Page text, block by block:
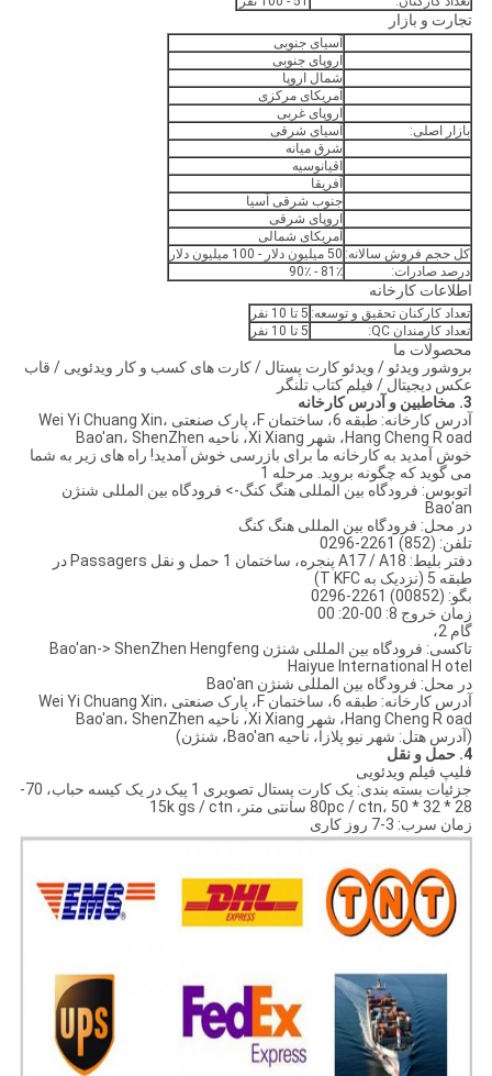
تجارت و بازار
آسیای جنوبی
اروپای جنوبی
شمال اروپا
آمریکای مرکزی
اروپای غربی
بازار اصلی:
آسیای شرقی
شرق میانه
اقیانوسیه
آفریقا
جنوب شرقی آسیا
اروپای شرقی
آمریکای شمالی
کل حجم فروش سالانه: 50 میلیون دلار - 100 میلیون دلار
درصد صادرات:
81٪ - 90٪
اطلاعات کارخانه
تعداد کارکنان تحقیق و توسعه: 5 تا 10 نفر
تعداد کارمندان QC:
5 تا 10 نفر
محصولات ما
بروشور ویدئو / ویدئو کارت پستال / کارت های کسب و کار ویدئویی / قاب
عکس دیجیتال / فیلم کتاب تلنگر
3. مخاطبین و آدرس کارخانه
آدرس کارخانه: طبقه 6، ساختمان F، پارک صنعتی Wei Yi Chuang Xin،
Hang Cheng R oad، شهر Xi Xiang، ناحیه Bao'an، ShenZhen
خوش آمدید به کارخانه ما برای بازرسی خوش آمدید! راه های زیر به شما
می گوید که چگونه بروید. مرحله 1
اتوبوس: فرودگاه بین المللی هنگ کنگ-> فرودگاه بین المللی شنژن
Bao'an
در محل: فرودگاه بین المللی هنگ کنگ
تلفن: (852) 2261-0296
دفتر بلیط: A17 / A18 پنجره، ساختمان 1 حمل و نقل Passagers در
طبقه 5 (نزدیک به T KFC)
بگو: (00852) 2261-0296
زمان خروج 8: 00-20: 00
گام 2،
تاکسی: فرودگاه بین المللی شنژن Bao'an-> ShenZhen Hengfeng
Haiyue International H otel
در محل: فرودگاه بین المللی شنژن Bao'an
آدرس کارخانه: طبقه 6، ساختمان F، پارک صنعتی Wei Yi Chuang Xin،
Hang Cheng R oad، شهر Xi Xiang، ناحیه Bao'an، ShenZhen
(آدرس هتل: شهر نیو پلازا، ناحیه Bao'an، شنژن)
4. حمل و نقل
فلیپ فیلم ویدئویی
جزئیات بسته بندی: یک کارت پستال تصویری 1 پیک در یک کیسه حباب، 70-
80pc / ctn، 50 * 32 * 28 سانتی متر، 15k gs / ctn
زمان سرب: 3-7 روز کاری